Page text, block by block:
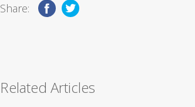
Share:
Related Articles